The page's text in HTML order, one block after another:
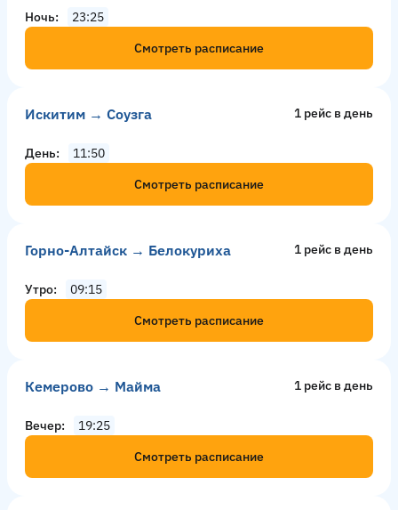
Ночь
23:25
Смотреть расписание
Искитим → Соузга 1 рейс в день
День
11:50
Смотреть расписание
Горно-Алтайск → Белокуриха 1 рейс в день
Утро
09:15
Смотреть расписание
Кемерово → Майма 1 рейс в день
Вечер
19:25
Смотреть расписание